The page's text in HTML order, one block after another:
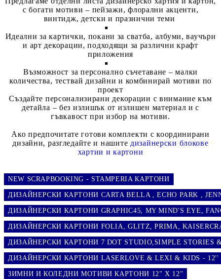
с богати мотиви – пейзажи, флорални акценти,
винтидж, детски и празнични теми
Идеални закартички, покани за сватба, албуми, ваучъри
и арт декорации, подходящи за различни крафт
приложения
Възможност заперсонално съчетаване – малки
количества, тествай дизайни и комбинирай мотиви по
проект
Създайте персонализирани декорации с внимание към
детайла – без излишък от излишен материал и с
гъвкавост при избор на мотиви.
Ако предпочитате готови комплекти с координирани
дизайни, разгледайте и нашите дизайнерски блокове
хартии и картони
NEW SCRAPBOOKING - STAMPERIA КАРТОНИ
ДИЗАЙНЕРСКИ КАРТОНИ CARTA BELLA , ECHO PARK ,
ДИЗАЙНЕРСКИ КАРТОНИ GRAPHIC45, MY MIND'S EYE,
ДИЗАЙНЕРСКИ КАРТОНИ FOLIA, GLITZ, PRIMA,
ДИЗАЙНЕРСКИ КАРТОНИ 7 DOT STUDIO,SIMPLE STORIES
ДИЗАЙНЕРСКИ КАРТОНИ LASERLOVE & LEXI & KIDS - 12''
ЗИМНИ И КОЛЕДНИ МОТИВИ КАРТОНИ 12" Х 12"